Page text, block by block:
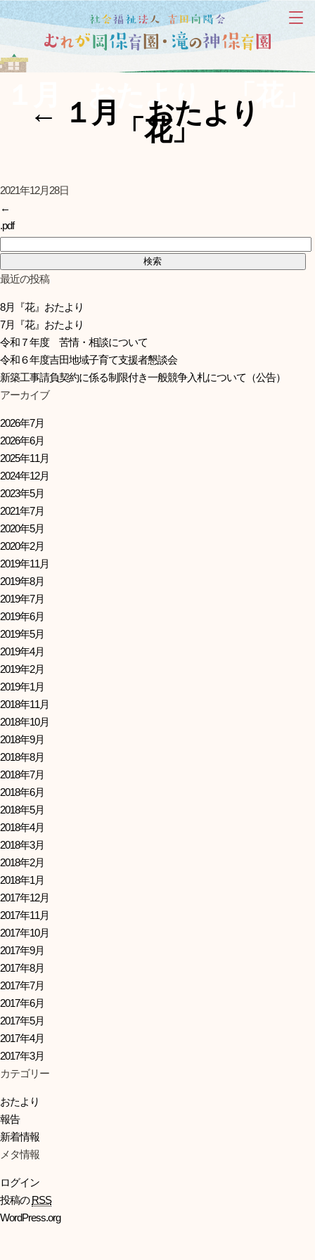
１月 おたより 「花」
← １月 おたより
「花」
2021年12月28日
←
.pdf
最近の投稿
8月『花』おたより
7月『花』おたより
令和７年度 苦情・相談について
令和６年度吉田地域子育て支援者懇談会
新築工事請負契約に係る制限付き一般競争入札について（公告）
アーカイブ
2026年7月
2026年6月
2025年11月
2024年12月
2023年5月
2021年7月
2020年5月
2020年2月
2019年11月
2019年8月
2019年7月
2019年6月
2019年5月
2019年4月
2019年2月
2019年1月
2018年11月
2018年10月
2018年9月
2018年8月
2018年7月
2018年6月
2018年5月
2018年4月
2018年3月
2018年2月
2018年1月
2017年12月
2017年11月
2017年10月
2017年9月
2017年8月
2017年7月
2017年6月
2017年5月
2017年4月
2017年3月
カテゴリー
おたより
報告
新着情報
メタ情報
ログイン
投稿のRSS
WordPress.org